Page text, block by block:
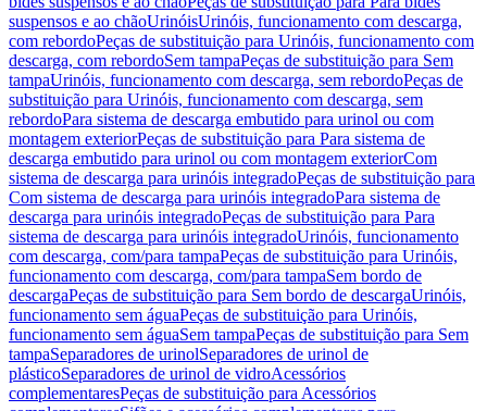
suspensos e ao chãoUrinóisUrinóis, funcionamento com descarga,
com rebordoPeças de substituição para Urinóis, funcionamento com
descarga, com rebordoSem tampaPeças de substituição para Sem
tampaUrinóis, funcionamento com descarga, sem rebordoPeças de
substituição para Urinóis, funcionamento com descarga, sem
rebordoPara sistema de descarga embutido para urinol ou com
montagem exteriorPeças de substituição para Para sistema de
descarga embutido para urinol ou com montagem exteriorCom
sistema de descarga para urinóis integradoPeças de substituição para
Com sistema de descarga para urinóis integradoPara sistema de
descarga para urinóis integradoPeças de substituição para Para
sistema de descarga para urinóis integradoUrinóis, funcionamento
com descarga, com/para tampaPeças de substituição para Urinóis,
funcionamento com descarga, com/para tampaSem bordo de
descargaPeças de substituição para Sem bordo de descargaUrinóis,
funcionamento sem águaPeças de substituição para Urinóis,
funcionamento sem águaSem tampaPeças de substituição para Sem
tampaSeparadores de urinolSeparadores de urinol de
plásticoSeparadores de urinol de vidroAcessórios
complementaresPeças de substituição para Acessórios